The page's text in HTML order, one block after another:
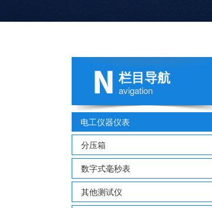
栏目导航
avigation
电工仪器仪表
分压箱
数字式毫秒表
其他测试仪